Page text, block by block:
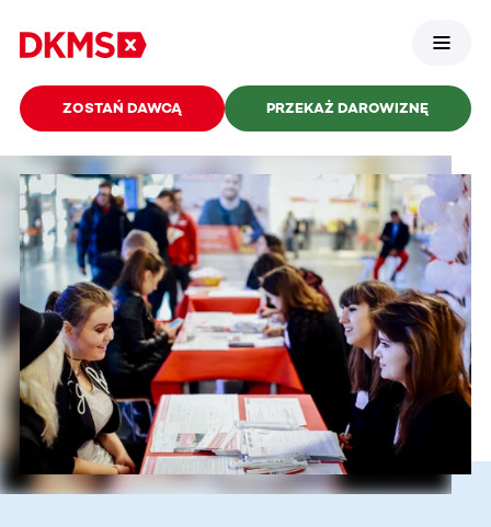
ZOSTAŃ DAWCĄ PRZEKAŻ DAROWIZNĘ